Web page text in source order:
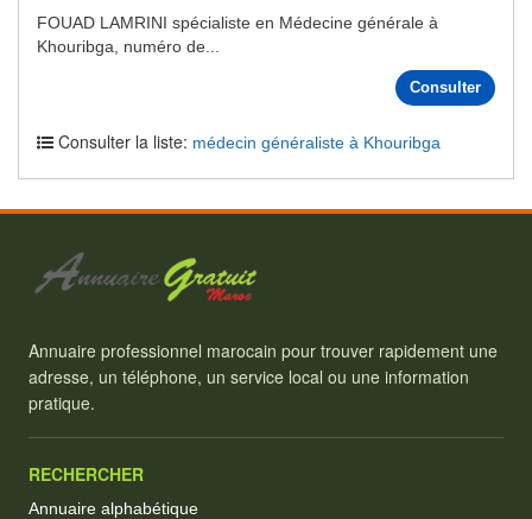
FOUAD LAMRINI spécialiste en Médecine générale à
Khouribga, numéro de...
Consulter
Consulter la liste: médecin généraliste à Khouribga
Annuaire professionnel marocain pour trouver rapidement une
adresse, un téléphone, un service local ou une information
pratique.
RECHERCHER
Annuaire alphabétique